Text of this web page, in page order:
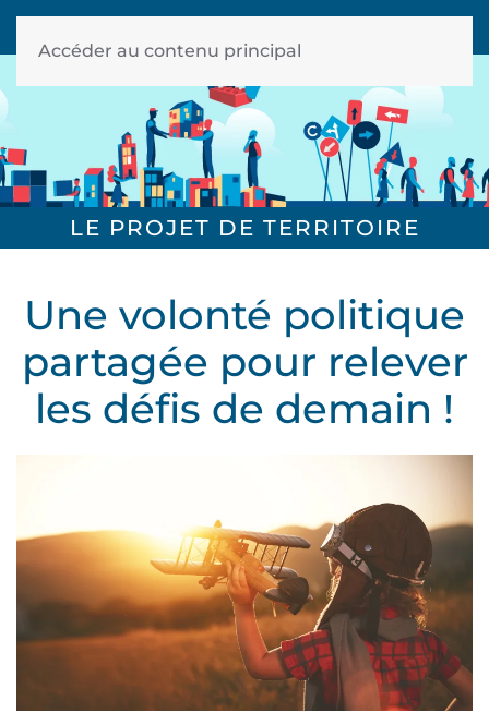
Accéder au contenu principal
LE PROJET DE TERRITOIRE
Une volonté politique
partagée pour relever
les défis de demain !